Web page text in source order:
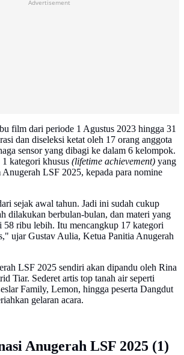
Advertisement
film dari periode 1 Agustus 2023 hingga 31
dan diseleksi ketat oleh 17 orang anggota
sensor yang dibagi ke dalam 6 kelompok.
kategori khusus (lifetime achievement) yang
LSF 2025, kepada para nomine
sejak awal tahun. Jadi ini sudah cukup
dilakukan berbulan-bulan, dan materi yang
58 ribu lebih. Itu mencangkup 17 kategori
ujar Gustav Aulia, Ketua Panitia Anugerah
LSF 2025 sendiri akan dipandu oleh Rina
Tiar. Sederet artis top tanah air seperti
Family, Lemon, hingga peserta Dangdut
gelaran acara.
Anugerah LSF 2025 (1)